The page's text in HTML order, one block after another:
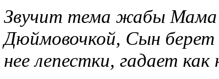
Звучит тема жабы Мама
Дюймовочкой, Сын
нее лепестки, гадает